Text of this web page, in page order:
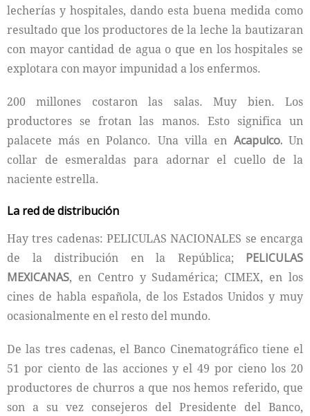
lecherías y hospitales, dando esta buena medida como
resultado que los productores de la leche la bautizaran
con mayor cantidad de agua o que en los hospitales se
explotara con mayor impunidad a los enfermos.
200 millones costaron las salas. Muy bien. Los
productores se frotan las manos. Esto significa un
palacete más en Polanco. Una villa en Acapulco.Un
collar de esmeraldas para adornar el cuello de la
naciente estrella.
La red de distribución
Hay tres cadenas: PELICULAS NACIONALES se encarga
de la distribución en la República; PELICULAS
MEXICANAS, en Centro y Sudamérica; CIMEX, en los
cines de habla española, de los Estados Unidos y muy
ocasionalmente en el resto del mundo.
De las tres cadenas, el Banco Cinematográfico tiene el
51 por ciento de las acciones y el 49 por cieno los 20
productores de churros a que nos hemos referido, que
son a su vez consejeros del Presidente del Banco,